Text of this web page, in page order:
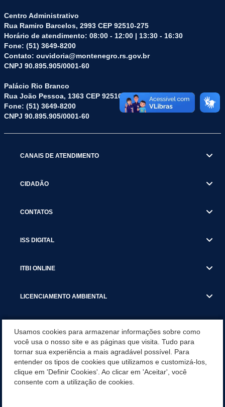
Centro Administrativo
Rua Ramiro Barcelos, 2993 CEP 92510-275
Horário de atendimento: 08:00 - 12:00 | 13:30 - 16:30
Fone: (51) 3649-8200
Contato: ouvidoria@montenegro.rs.gov.br
CNPJ 90.895.905/0001-60
Palácio Rio Branco
Rua João Pessoa, 1363 CEP 92510-045
Fone: (51) 3649-8200
CNPJ 90.895.905/0001-60
CANAIS DE ATENDIMENTO
CIDADÃO
CONTATOS
ISS DIGITAL
ITBI ONLINE
LICENCIAMENTO AMBIENTAL
SERVIÇOS
SERVIÇOS DO DEPARTAMENTO DE RECEITA MUNICIPAL
Usamos cookies para armazenar informações sobre como
você usa o nosso site e as páginas que visita. Tudo para
tornar sua experiência a mais agradável possível. Para
entender os tipos de cookies que utilizamos e customizá-los,
clique em 'Definir Cookies'. Ao clicar em 'Aceitar', você
consente com a utilização de cookies.